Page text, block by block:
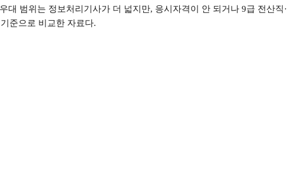
대 범위는 정보처리기사가 더 넓지만, 응시자격이 안 되거나 9급 전산직·
준으로 비교한 자료다.